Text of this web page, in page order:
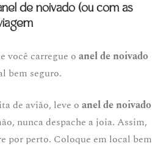
de noivado (ou com as
você carregue o anel de noivado
bem seguro.
de avião, leve o anel de noivado
nunca despache a joia. Assim,
por perto. Coloque em local bem